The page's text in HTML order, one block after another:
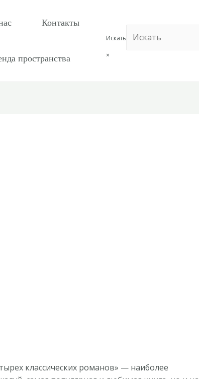
Контакты
пространства
Искать
×
классических романов» — наиболее